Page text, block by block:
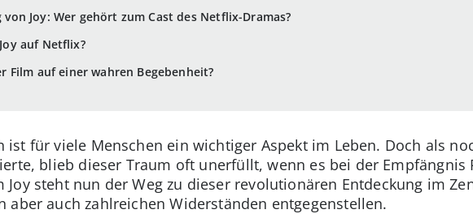
von Joy: Wer gehört zum Cast des Netflix-Dramas?
auf Netflix?
Film auf einer wahren Begebenheit?
ist für viele Menschen ein wichtiger Aspekt im Leben. Doch als
blieb dieser Traum oft unerfüllt, wenn es bei der Empfängnis
Joy steht nun der Weg zu dieser revolutionären Entdeckung im
aber auch zahlreichen Widerständen entgegenstellen.